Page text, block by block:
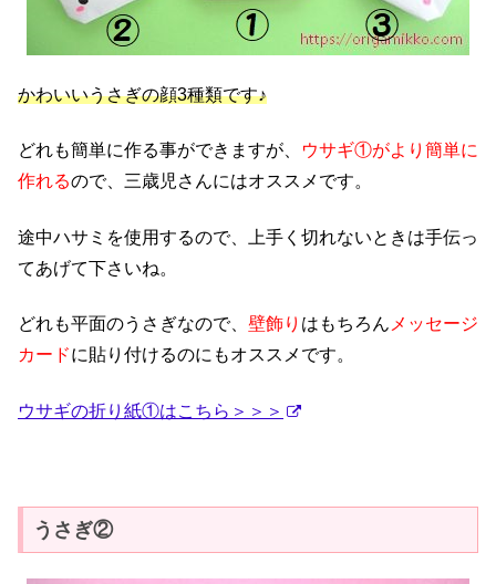
かわいいうさぎの顔3種類です♪
どれも簡単に作る事ができますが、
ウサギ①がより簡単に
作れるので、三歳児さんにはオススメです。
途中ハサミを使用するので、上手く切れないときは手伝っ
てあげて下さいね。
どれも平面のうさぎなので、 壁飾り はもちろん メッセージ
カードに貼り付けるのにもオススメです。
ウサギの折り紙①はこちら＞＞＞
うさぎ②